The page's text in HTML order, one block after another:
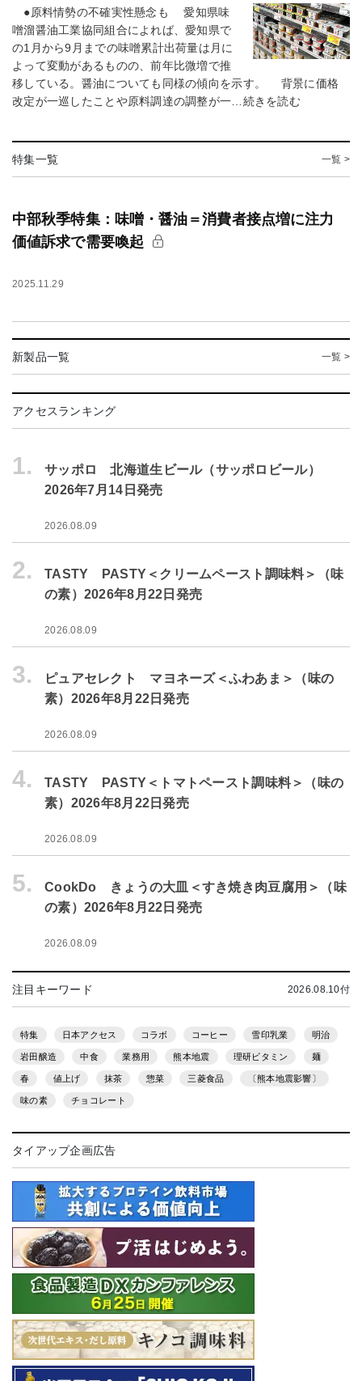
●原料情勢の不確実性懸念も 愛知県味
噌溜醤油工業協同組合によれば、愛知県で
の1月から9月までの味噌累計出荷量は月に
よって変動があるものの、前年比微増で推
移している。醤油についても同様の傾向を示す。 背景に価格
改定が一巡したことや原料調達の調整が一…続きを読む
特集一覧 一覧 >
中部秋季特集：味噌・醤油＝消費者接点増に注力
価値訴求で需要喚起
2025.11.29
新製品一覧 一覧 >
アクセスランキング
1.
サッポロ 北海道生ビール（サッポロビール）
2026年7月14日発売
2026.08.09
2.
TASTY PASTY＜クリームペースト調味料＞（味
の素）2026年8月22日発売
2026.08.09
3.
ピュアセレクト マヨネーズ＜ふわあま＞（味の
素）2026年8月22日発売
2026.08.09
4.
TASTY PASTY＜トマトペースト調味料＞（味の
素）2026年8月22日発売
2026.08.09
5.
CookDo きょうの大皿＜すき焼き肉豆腐用＞（味
の素）2026年8月22日発売
2026.08.09
注目キーワード 2026.08.10付
特集 日本アクセス コラボ コーヒー 雪印乳業 明治
岩田醸造 中食 業務用 熊本地震 理研ビタミン 麺
春 値上げ 抹茶 惣菜 三菱食品 〔熊本地震影響〕
味の素 チョコレート
タイアップ企画広告